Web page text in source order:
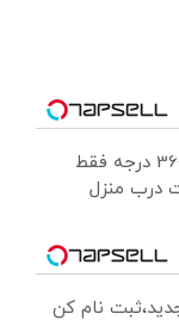
دوربین لامپی چرخشی 360 درجه فقط
درب منزل